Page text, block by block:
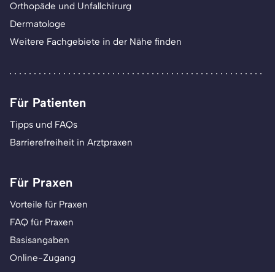
Orthopäde und Unfallchirurg
Dermatologe
Weitere Fachgebiete in der Nähe finden
Für Patienten
Tipps und FAQs
Barrierefreiheit in Arztpraxen
Für Praxen
Vorteile für Praxen
FAQ für Praxen
Basisangaben
Online-Zugang